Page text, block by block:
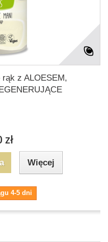
rąk z ALOESEM,
zł
Więcej
4-5 dni